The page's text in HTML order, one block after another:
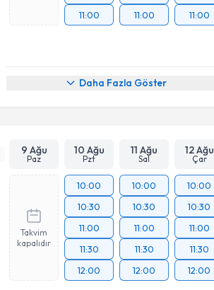
11:00
11:00
11:00
Daha Fazla Göster
9 Ağu
Paz
10 Ağu
Pzt
11 Ağu
Sal
12 Ağu
Çar
Takvim
kapalıdır
10:00
10:30
11:00
11:30
12:00
10:00
10:30
11:00
11:30
12:00
10:00
10:30
11:00
11:30
12:00